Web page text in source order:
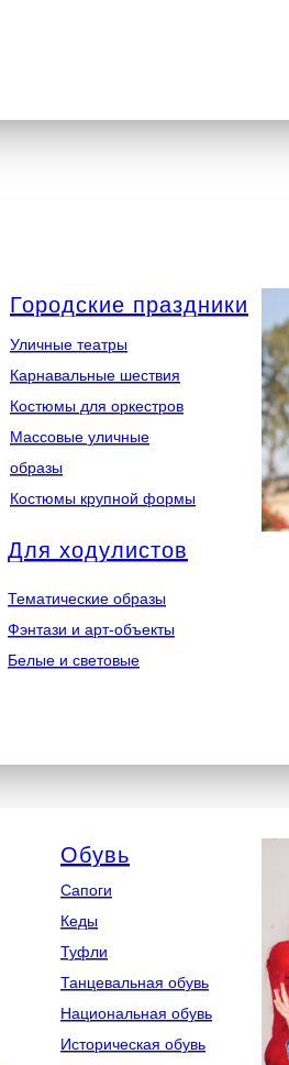
Уличные театры
Карнавальные шествия
Костюмы для оркестров
Массовые уличные
образы
Костюмы крупной формы
Городские праздники
Тематические образы
Фэнтази и арт-объекты
Белые и световые
Для ходулистов
Обувь
Сапоги
Кеды
Туфли
Танцевальная обувь
Национальная обувь
Историческая обувь